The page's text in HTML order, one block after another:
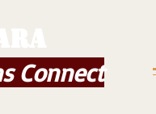
Connect